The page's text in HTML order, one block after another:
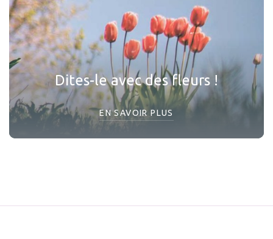
Dites-le avec des fleurs !
EN SAVOIR PLUS